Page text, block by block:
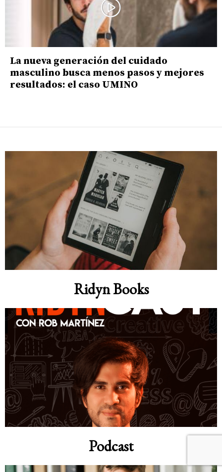
La nueva generación del cuidado
masculino busca menos pasos y mejores
resultados: el caso UMINO
Ridyn Books
Podcast